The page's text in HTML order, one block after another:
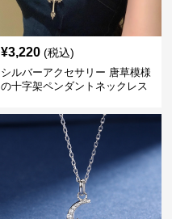
¥3,220 (税込)
シルバーアクセサリー 唐草模様
の十字架ペンダントネックレス